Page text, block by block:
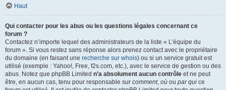
Haut
Qui contacter pour les abus ou les questions légales concernant ce
forum ?
Contactez n’importe lequel des administrateurs de la liste « L’équipe du
forum ». Si vous restez sans réponse alors prenez contact avec le propriétaire
du domaine (en faisant une recherche sur whois) ou si un service gratuit est
utilisé (exemple : Yahoo!, Free, f2s.com, etc.), avec le service de gestion ou des
abus. Notez que phpBB Limited n’a absolument aucun contrôle et ne peut
être, en aucun cas, tenu pour responsable sur comment, où ou par qui ce